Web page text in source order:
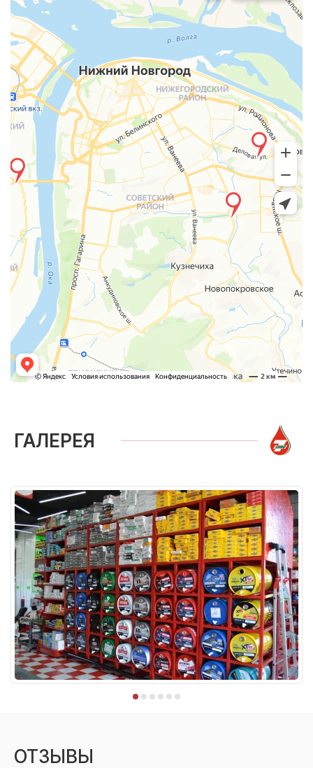
ГАЛЕРЕЯ
ОТЗЫВЫ